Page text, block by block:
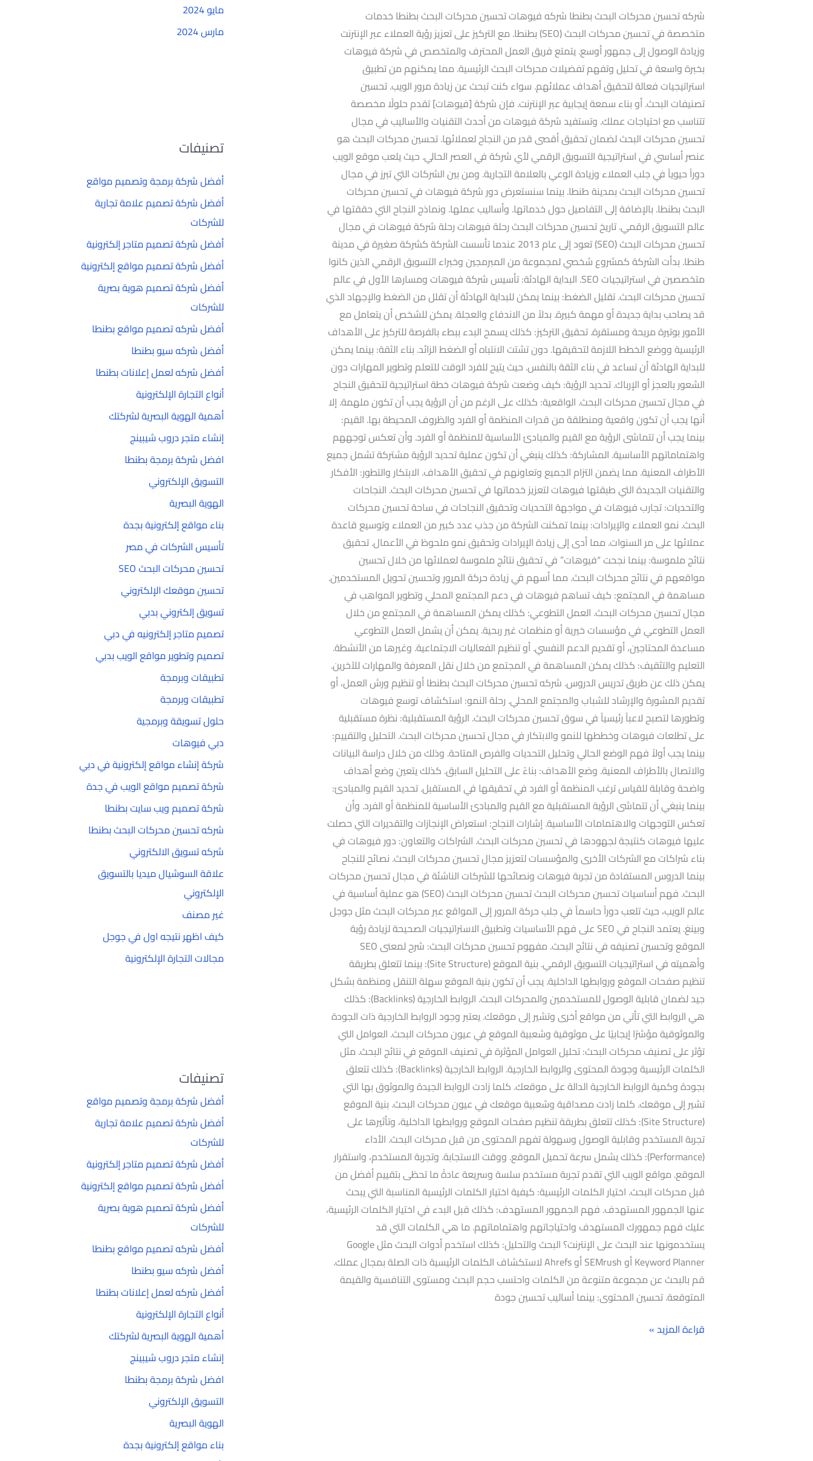
شركه تحسين محركات البحث بطنطا شركه فيوهات تحسين محركات البحث بطنطا خدمات
متخصصة في تحسين محركات البحث (SEO) بطنطا. مع التركيز على تعزيز رؤية العملاء عبر الإنترنت
وزيادة الوصول إلى جمهور أوسع. يتمتع فريق العمل المحترف والمتخصص في شركة فيوهات
بخبرة واسعة في تحليل وتفهم تفضيلات محركات البحث الرئيسية. مما يمكنهم من تطبيق
استراتيجيات فعالة لتحقيق أهداف عملائهم. سواء كنت تبحث عن زيادة مرور الويب. تحسين
تصنيفات البحث. أو بناء سمعة إيجابية عبر الإنترنت. فإن شركة [فيوهات] تقدم حلولًا مخصصة
تتناسب مع احتياجات عملك. وتستفيد شركة فيوهات من أحدث التقنيات والأساليب في مجال
تحسين محركات البحث لضمان تحقيق أقصى قدر من النجاح لعملائها. تحسين محركات البحث هو
عنصر أساسي في استراتيجية التسويق الرقمي لأي شركة في العصر الحالي. حيث يلعب موقع الويب
دوراً حيوياً في جلب العملاء وزيادة الوعي بالعلامة التجارية. ومن بين الشركات التي تبرز في مجال
تحسين محركات البحث بمدينة طنطا. بينما سنستعرض دور شركة فيوهات في تحسين محركات
البحث بطنطا. بالإضافة إلى التفاصيل حول خدماتها. وأساليب عملها. ونماذج النجاح التي حققتها في
عالم التسويق الرقمي. تاريخ تحسين محركات البحث رحلة فيوهات رحلة شركة فيوهات في مجال
تحسين محركات البحث (SEO) تعود إلى عام 2013 عندما تأسست الشركة كشركة صغيرة في مدينة
طنطا. بدأت الشركة كمشروع شخصي لمجموعة من المبرمجين وخبراء التسويق الرقمي الذين كانوا
متخصصين في استراتيجيات SEO. البداية الهادئة: تأسيس شركة فيوهات ومسارها الأول في عالم
تحسين محركات البحث. تقليل الضغط: بينما يمكن للبداية الهادئة أن تقلل من الضغط والإجهاد الذي
قد يصاحب بداية جديدة أو مهمة كبيرة. بدلاً من الاندفاع والعجلة. يمكن للشخص أن يتعامل مع
الأمور بوتيرة مريحة ومستقرة. تحقيق التركيز: كذلك يسمح البدء ببطء بالفرصة للتركيز على الأهداف
الرئيسية ووضع الخطط اللازمة لتحقيقها. دون تشتت الانتباه أو الضغط الزائد. بناء الثقة: بينما يمكن
للبداية الهادئة أن تساعد في بناء الثقة بالنفس. حيث يتيح للفرد الوقت للتعلم وتطوير المهارات دون
الشعور بالعجز أو الإرباك. تحديد الرؤية: كيف وضعت شركة فيوهات خطة استراتيجية لتحقيق النجاح
في مجال تحسين محركات البحث. الواقعية: كذلك على الرغم من أن الرؤية يجب أن تكون ملهمة. إلا
أنها يجب أن تكون واقعية ومنطلقة من قدرات المنظمة أو الفرد والظروف المحيطة بها. القيم:
بينما يجب أن تتماشى الرؤية مع القيم والمبادئ الأساسية للمنظمة أو الفرد. وأن تعكس توجههم
واهتماماتهم الأساسية. المشاركة: كذلك ينبغي أن تكون عملية تحديد الرؤية مشتركة تشمل جميع
الأطراف المعنية. مما يضمن التزام الجميع وتعاونهم في تحقيق الأهداف. الابتكار والتطور: الأفكار
والتقنيات الجديدة التي طبقتها فيوهات لتعزيز خدماتها في تحسين محركات البحث. النجاحات
والتحديات: تجارب فيوهات في مواجهة التحديات وتحقيق النجاحات في ساحة تحسين محركات
البحث. نمو العملاء والإيرادات: بينما تمكنت الشركة من جذب عدد كبير من العملاء وتوسيع قاعدة
عملائها على مر السنوات. مما أدى إلى زيادة الإيرادات وتحقيق نمو ملحوظ في الأعمال. تحقيق
نتائج ملموسة: بينما نجحت “فيوهات” في تحقيق نتائج ملموسة لعملائها من خلال تحسين
مواقعهم في نتائج محركات البحث. مما أسهم في زيادة حركة المرور وتحسين تحويل المستخدمين.
مساهمة في المجتمع: كيف تساهم فيوهات في دعم المجتمع المحلي وتطوير المواهب في
مجال تحسين محركات البحث. العمل التطوعي: كذلك يمكن المساهمة في المجتمع من خلال
العمل التطوعي في مؤسسات خيرية أو منظمات غير ربحية. يمكن أن يشمل العمل التطوعي
مساعدة المحتاجين، أو تقديم الدعم النفسي. أو تنظيم الفعاليات الاجتماعية. وغيرها من الأنشطة.
التعليم والتثقيف: كذلك يمكن المساهمة في المجتمع من خلال نقل المعرفة والمهارات للآخرين.
يمكن ذلك عن طريق تدريس الدروس. شركه تحسين محركات البحث بطنطا أو تنظيم ورش العمل، أو
تقديم المشورة والإرشاد للشباب والمجتمع المحلي. رحلة النمو: استكشاف توسع فيوهات
وتطورها لتصبح لاعباً رئيسياً في سوق تحسين محركات البحث. الرؤية المستقبلية: نظرة مستقبلية
على تطلعات فيوهات وخططها للنمو والابتكار في مجال تحسين محركات البحث. التحليل والتقييم:
بينما يجب أولاً فهم الوضع الحالي وتحليل التحديات والفرص المتاحة. وذلك من خلال دراسة البيانات
والاتصال بالأطراف المعنية. وضع الأهداف: بناءً على التحليل السابق. كذلك يتعين وضع أهداف
واضحة وقابلة للقياس ترغب المنظمة أو الفرد في تحقيقها في المستقبل. تحديد القيم والمبادئ:
بينما ينبغي أن تتماشى الرؤية المستقبلية مع القيم والمبادئ الأساسية للمنظمة أو الفرد. وأن
تعكس التوجهات والاهتمامات الأساسية. إشارات النجاح: استعراض الإنجازات والتقديرات التي حصلت
عليها فيوهات كنتيجة لجهودها في تحسين محركات البحث. الشراكات والتعاون: دور فيوهات في
بناء شراكات مع الشركات الأخرى والمؤسسات لتعزيز مجال تحسين محركات البحث. نصائح للنجاح
بينما الدروس المستفادة من تجربة فيوهات ونصائحها للشركات الناشئة في مجال تحسين محركات
البحث. فهم أساسيات تحسين محركات البحث تحسين محركات البحث (SEO) هو عملية أساسية في
عالم الويب، حيث تلعب دوراً حاسماً في جلب حركة المرور إلى المواقع عبر محركات البحث مثل جوجل
وبينغ. يعتمد النجاح في SEO على فهم الأساسيات وتطبيق الاستراتيجيات الصحيحة لزيادة رؤية
الموقع وتحسين تصنيفه في نتائج البحث. مفهوم تحسين محركات البحث: شرح لمعنى SEO
وأهميته في استراتيجيات التسويق الرقمي. بنية الموقع (Site Structure): بينما تتعلق بطريقة
تنظيم صفحات الموقع وروابطها الداخلية. يجب أن تكون بنية الموقع سهلة التنقل ومنظمة بشكل
جيد لضمان قابلية الوصول للمستخدمين والمحركات البحث. الروابط الخارجية (Backlinks): كذلك
هي الروابط التي تأتي من مواقع أخرى وتشير إلى موقعك. يعتبر وجود الروابط الخارجية ذات الجودة
والموثوقية مؤشرًا إيجابيًا على موثوقية وشعبية الموقع في عيون محركات البحث. العوامل التي
تؤثر على تصنيف محركات البحث: تحليل العوامل المؤثرة في تصنيف الموقع في نتائج البحث. مثل
الكلمات الرئيسية وجودة المحتوى والروابط الخارجية. الروابط الخارجية (Backlinks): كذلك تتعلق
بجودة وكمية الروابط الخارجية الدالة على موقعك. كلما زادت الروابط الجيدة والموثوق بها التي
تشير إلى موقعك. كلما زادت مصداقية وشعبية موقعك في عيون محركات البحث. بنية الموقع
(Site Structure): كذلك تتعلق بطريقة تنظيم صفحات الموقع وروابطها الداخلية، وتأثيرها على
تجربة المستخدم وقابلية الوصول وسهولة تفهم المحتوى من قبل محركات البحث. الأداء
(Performance): كذلك يشمل سرعة تحميل الموقع. ووقت الاستجابة. وتجربة المستخدم، واستقرار
الموقع. مواقع الويب التي تقدم تجربة مستخدم سلسة وسريعة عادةً ما تحظى بتقييم أفضل من
قبل محركات البحث. اختيار الكلمات الرئيسية: كيفية اختيار الكلمات الرئيسية المناسبة التي يبحث
عنها الجمهور المستهدف. فهم الجمهور المستهدف: كذلك قبل البدء في اختيار الكلمات الرئيسية،
عليك فهم جمهورك المستهدف واحتياجاتهم واهتماماتهم. ما هي الكلمات التي قد
يستخدمونها عند البحث على الإنترنت؟ البحث والتحليل: كذلك استخدم أدوات البحث مثل Google
Keyword Planner أو SEMrush أو Ahrefs لاستكشاف الكلمات الرئيسية ذات الصلة بمجال عملك.
قم بالبحث عن مجموعة متنوعة من الكلمات واحتسب حجم البحث ومستوى التنافسية والقيمة
المتوقعة. تحسين المحتوى: بينما أساليب تحسين جودة
قراءة المزيد »
مايو 2024
مارس 2024
تصنيفات
أفضل شركة برمجة وتصميم مواقع
أفضل شركة تصميم علامة تجارية
للشركات
أفضل شركة تصميم متاجر إلكترونية
أفضل شركة تصميم مواقع إلكترونية
أفضل شركة تصميم هوية بصرية
للشركات
أفضل شركه تصميم مواقع بطنطا
أفضل شركه سيو بطنطا
أفضل شركه لعمل إعلانات بطنطا
أنواع التجارة الإلكترونية
أهمية الهوية البصرية لشركتك
إنشاء متجر دروب شيبينج
افضل شركة برمجة بطنطا
التسويق الإلكتروني
الهوية البصرية
بناء مواقع إلكترونية بجدة
تأسيس الشركات في مصر
تحسين محركات البحث SEO
تحسين موقعك الإلكتروني
تسويق إلكتروني بدبي
تصميم متاجر إلكترونيه في دبي
تصميم وتطوير مواقع الويب بدبي
تطبيقات وبرمجة
تطبيقات وبرمجة
حلول تسويقة وبرمجية
دبي فيوهات
شركة إنشاء مواقع إلكترونية في دبي
شركة تصميم مواقع الويب في جدة
شركة تصميم ويب سايت بطنطا
شركه تحسين محركات البحث بطنطا
شركه تسويق الالكتروني
علاقة السوشيال ميديا بالتسويق
الإلكتروني
غير مصنف
كيف اظهر نتيجه اول في جوجل
مجالات التجارة الإلكترونية
تصنيفات
أفضل شركة برمجة وتصميم مواقع
أفضل شركة تصميم علامة تجارية
للشركات
أفضل شركة تصميم متاجر إلكترونية
أفضل شركة تصميم مواقع إلكترونية
أفضل شركة تصميم هوية بصرية
للشركات
أفضل شركه تصميم مواقع بطنطا
أفضل شركه سيو بطنطا
أفضل شركه لعمل إعلانات بطنطا
أنواع التجارة الإلكترونية
أهمية الهوية البصرية لشركتك
إنشاء متجر دروب شيبينج
افضل شركة برمجة بطنطا
التسويق الإلكتروني
الهوية البصرية
بناء مواقع إلكترونية بجدة